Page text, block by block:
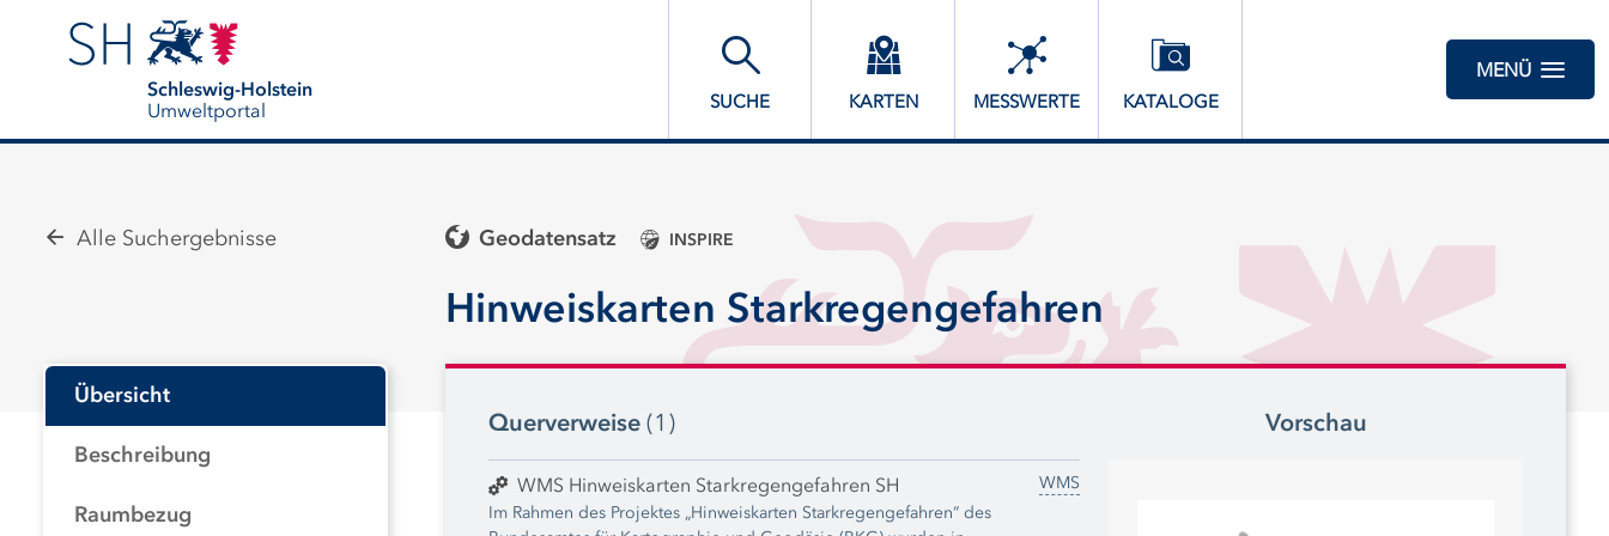
Schleswig-Holstein
Umweltportal
SUCHE KARTEN MESSWERTE KATALOGE
MENÜ
Alle Suchergebnisse Geodatensatz INSPIRE
Hinweiskarten Starkregengefahren
Übersicht
Beschreibung
Raumbezug
Querverweise (1)
WMS
WMS Hinweiskarten Starkregengefahren SH
Im Rahmen des Projektes „Hinweiskarten Starkregengefahren“ des
Vorschau